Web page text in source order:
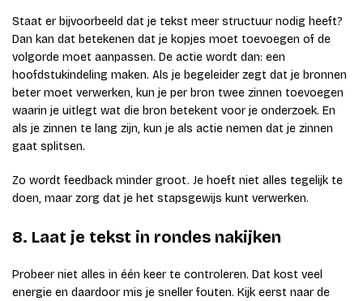
Staat er bijvoorbeeld dat je tekst meer structuur nodig heeft?
Dan kan dat betekenen dat je kopjes moet toevoegen of de
volgorde moet aanpassen. De actie wordt dan: een
hoofdstukindeling maken. Als je begeleider zegt dat je bronnen
beter moet verwerken, kun je per bron twee zinnen toevoegen
waarin je uitlegt wat die bron betekent voor je onderzoek. En
als je zinnen te lang zijn, kun je als actie nemen dat je zinnen
gaat splitsen.
Zo wordt feedback minder groot. Je hoeft niet alles tegelijk te
doen, maar zorg dat je het stapsgewijs kunt verwerken.
8. Laat je tekst in rondes nakijken
Probeer niet alles in één keer te controleren. Dat kost veel
energie en daardoor mis je sneller fouten. Kijk eerst naar de